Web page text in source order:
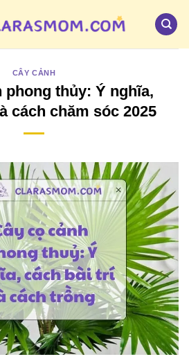
CÂY CẢNH
phong thủy: Ý nghĩa,
cách chăm sóc 2025